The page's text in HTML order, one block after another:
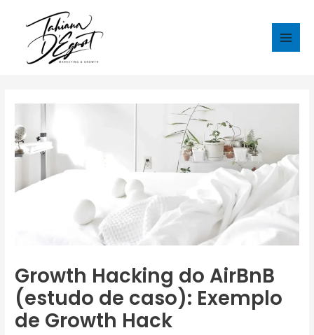
conteúdo
Main
Growth Hacking do AirBnB
(estudo de caso): Exemplo
de Growth Hack